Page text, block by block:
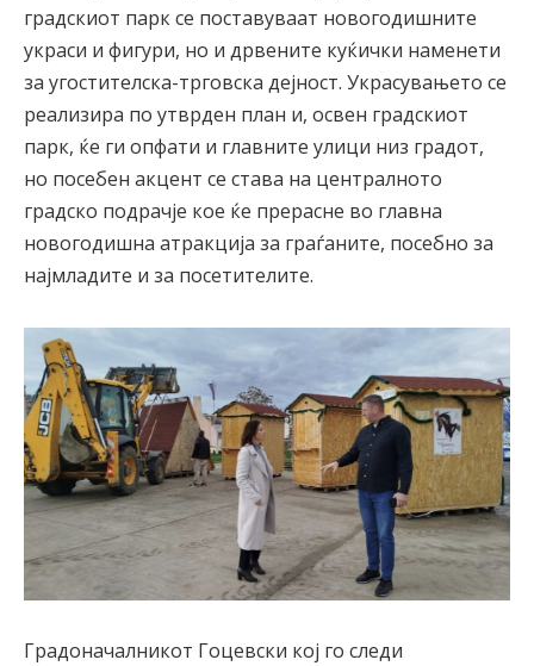
градскиот парк се поставуваат новогодишните
украси и фигури, но и дрвените куќички наменети
за угостителска-трговска дејност. Украсувањето се
реализира по утврден план и, освен градскиот
парк, ќе ги опфати и главните улици низ градот,
но посебен акцент се става на централното
градско подрачје кое ќе прерасне во главна
новогодишна атракција за граѓаните, посебно за
најмладите и за посетителите.
Градоначалникот Гоцевски кој го следи